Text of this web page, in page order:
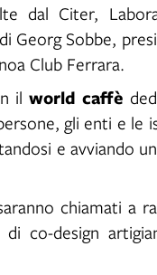
dal Citer,
Sobbe,
Club Ferrara.
ilworld caffè
gli enti e le
e avviando
chiamati a
co-design